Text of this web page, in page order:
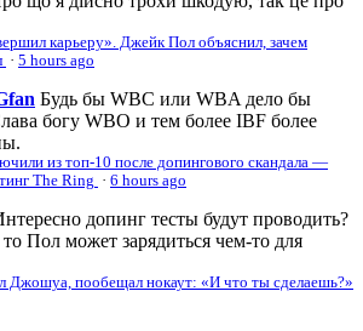
карьеру». Джейк Пол объяснил, зачем
· 5 hours ago
Будь бы WBC или WBA дело бы
богу WBO и тем более IBF более
из топ-10 после допингового скандала —
The Ring · 6 hours ago
допинг тесты будут проводить?
Пол может зарядиться чем-то для
Джошуа, пообещал нокаут: «И что ты сделаешь?»